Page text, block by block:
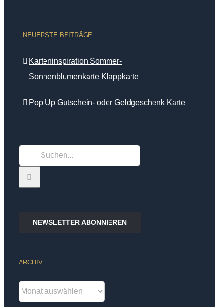
NEUERSTE BEITRÄGE
Karteninspiration Sommer-
Sonnenblumenkarte Klappkarte
Pop Up Gutschein- oder Geldgeschenk Karte
nach:
NEWSLETTER ABONNIEREN
ARCHIV
Archiv